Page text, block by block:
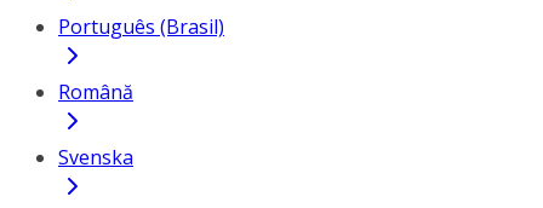
Português (Brasil)
Română
Svenska